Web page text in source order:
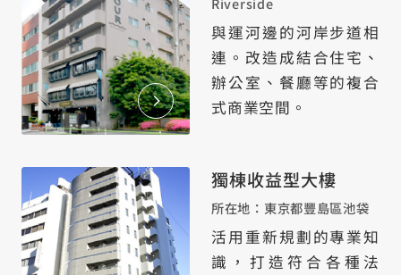
與運河邊的河岸步道相
連。改造成結合住宅、
辦公室、餐廳等的複合
式商業空間。
獨棟收益型大樓
所在地：東京都豐島區池袋
活用重新規劃的專業知
識，打造符合各種法